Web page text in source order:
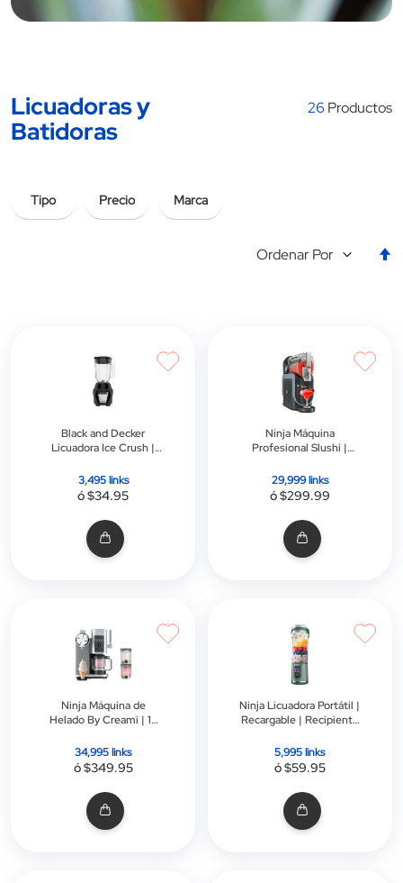
Licuadoras y
Batidoras
Tipo Precio Marca
26 Productos
Ordenar Por
Black and Decker
Licuadora Ice Crush |
Velocidades | Negra
3,495 links
ó $34.95
Ninja Máquina
Profesional Slushi |
Temperatrura | 120v |
Wisperchill
29,999 links
ó $299.99
Ninja Máquina de
Helado By Creami | 13
Libre Bpa
34,995 links
ó $349.95
Ninja Licuadora Portátil |
Recargable | Recipiente
Encendido y Mezcla |
Tapa para Absorber |
Verde
5,995 links
ó $59.95